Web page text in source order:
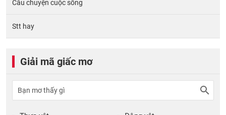
Câu chuyện cuộc sống
Stt hay
Giải mã giấc mơ